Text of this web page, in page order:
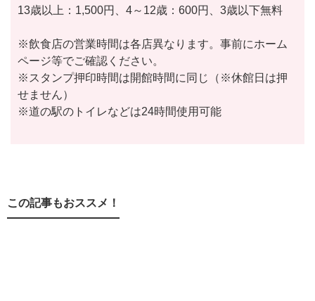
13歳以上：1,500円、4～12歳：600円、3歳以下無料
※飲食店の営業時間は各店異なります。事前にホーム
ページ等でご確認ください。
※スタンプ押印時間は開館時間に同じ（※休館日は押
せません）
※道の駅のトイレなどは24時間使用可能
この記事もおススメ！